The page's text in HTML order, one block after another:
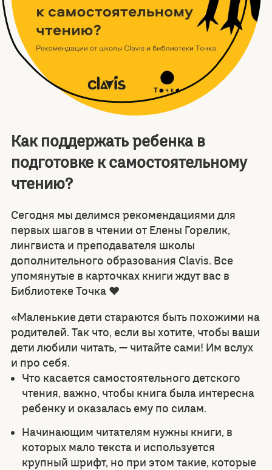
Как поддержать ребенка в
подготовке к самостоятельному
чтению?
Сегодня мы делимся рекомендациями для
первых шагов в чтении от Елены Горелик,
лингвиста и преподавателя школы
дополнительного образования Clavis. Все
упомянутые в карточках книги ждут вас в
Библиотеке Точка ❤️
«Маленькие дети стараются быть похожими на
родителей. Так что, если вы хотите, чтобы ваши
дети любили читать, — читайте сами! Им вслух
и про себя.
Что касается самостоятельного детского
чтения, важно, чтобы книга была интересна
ребенку и оказалась ему по силам.
Начинающим читателям нужны книги, в
которых мало текста и используется
крупный шрифт, но при этом такие, которые